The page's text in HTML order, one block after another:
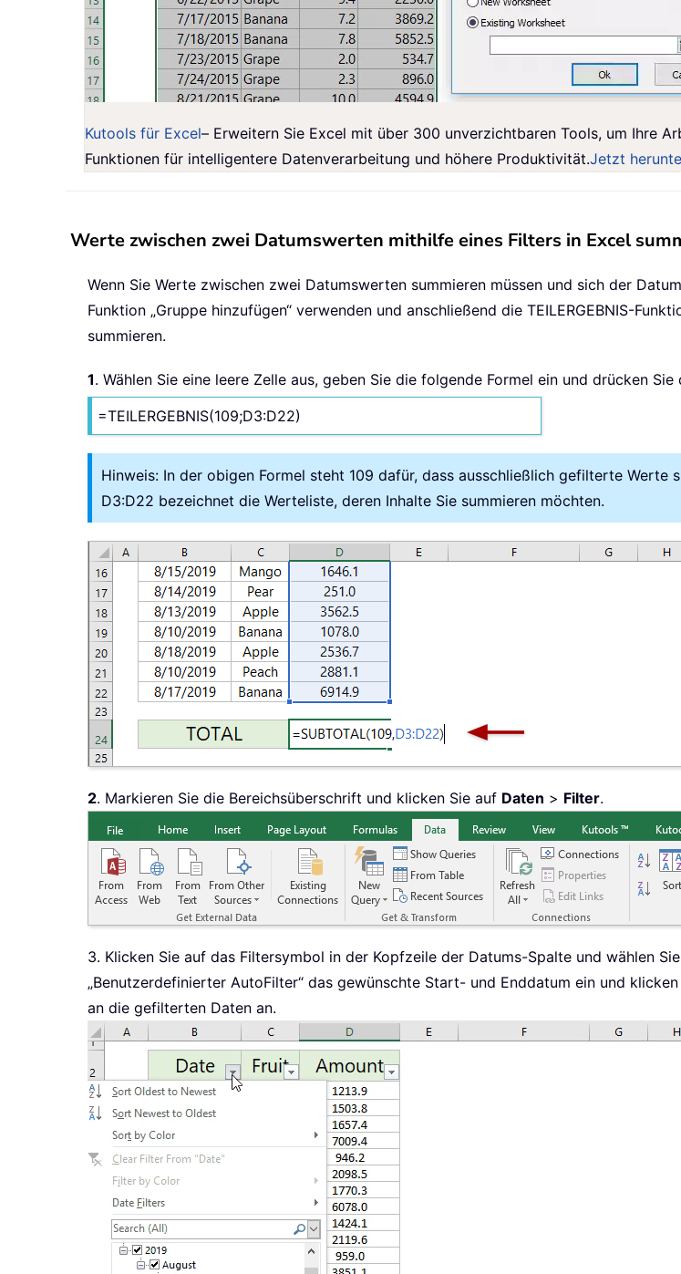
Kutools für Excel– Erweitern Sie Excel mit über 300 unverzichtbaren Tools, um Ihre
Funktionen für intelligentere Datenverarbeitung und höhere Produktivität.Jetzt
Werte zwischen zwei Datumswerten mithilfe eines Filters in Excel
Wenn Sie Werte zwischen zwei Datumswerten summieren müssen und sich der
Funktion „Gruppe hinzufügen“ verwenden und anschließend die TEILERGEBNIS-
summieren.
1. Wählen Sie eine leere Zelle aus, geben Sie die folgende Formel ein und drücken Sie
=TEILERGEBNIS(109;D3:D22)
Hinweis: In der obigen Formel steht 109 dafür, dass ausschließlich gefilterte Werte
D3:D22 bezeichnet die Werteliste, deren Inhalte Sie summieren möchten.
2. Markieren Sie die Bereichsüberschrift und klicken Sie auf Daten > Filter.
3. Klicken Sie auf das Filtersymbol in der Kopfzeile der Datums-Spalte und wählen Sie
„Benutzerdefinierter AutoFilter“ das gewünschte Start- und Enddatum ein und
an die gefilterten Daten an.